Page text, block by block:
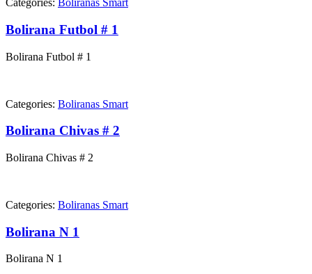
Categories: Boliranas Smart
Bolirana Futbol # 1
Bolirana Futbol # 1
Categories: Boliranas Smart
Bolirana Chivas # 2
Bolirana Chivas # 2
Categories: Boliranas Smart
Bolirana N 1
Bolirana N 1